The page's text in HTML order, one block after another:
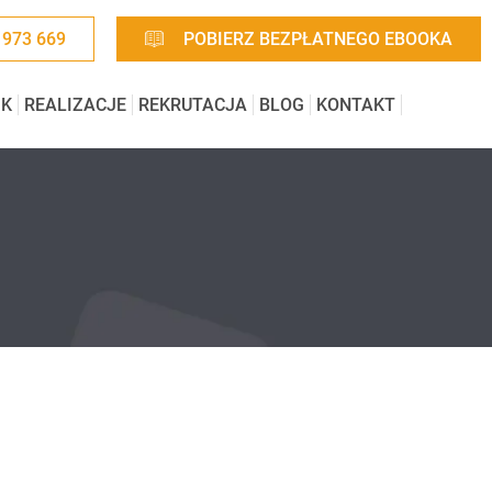
669 POBIERZ BEZPŁATNEGO EBOOKA
REALIZACJE REKRUTACJA BLOG KONTAKT